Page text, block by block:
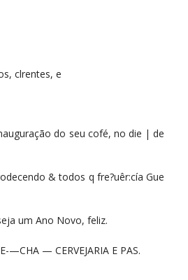
clrentes, e
do seu cofé, no die | de
& todos q fre?uêr:cía Gue
um Ano Novo, feliz.
—CHA — CERVEJARIA E PAS.